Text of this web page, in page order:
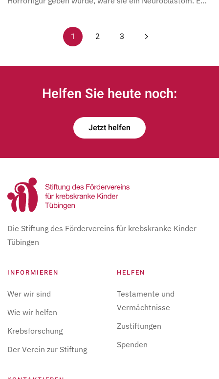
1 2 3
Helfen Sie heute noch:
Jetzt helfen
Die Stiftung des Fördervereins für krebskranke Kinder
Tübingen
INFORMIEREN
Wer wir sind
Wie wir helfen
Krebsforschung
Der Verein zur Stiftung
HELFEN
Testamente und
Vermächtnisse
Zustiftungen
Spenden